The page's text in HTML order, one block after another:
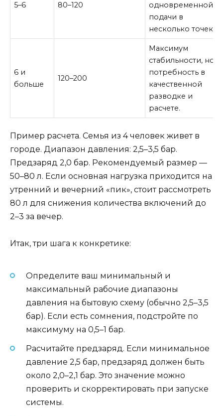
5–6 80–120
одновременной
подачи в
несколько точек.
6 и
больше
120–200
Максимум
стабильности, но
потребность в
качественной
разводке и
расчете.
Пример расчета. Семья из 4 человек живет в
городе. Диапазон давления: 2,5–3,5 бар.
Предзаряд 2,0 бар. Рекомендуемый размер —
50–80 л. Если основная нагрузка приходится на
утренний и вечерний «пик», стоит рассмотреть
80 л для снижения количества включений до
2–3 за вечер.
Итак, три шага к конкретике:
Определите ваш минимальный и
максимальный рабочие диапазоны
давления на бытовую схему (обычно 2,5–3,5
бар). Если есть сомнения, подстройте по
максимуму на 0,5–1 бар.
Расчитайте предзаряд. Если минимальное
давление 2,5 бар, предзаряд должен быть
около 2,0–2,1 бар. Это значение можно
проверить и скорректировать при запуске
системы.